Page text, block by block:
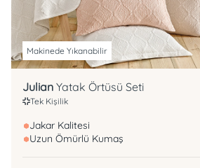
Makinede Yıkanabilir
Julian Yatak Örtüsü Seti
Tek Kişilik
Jakar Kalitesi
Uzun Ömürlü Kumaş